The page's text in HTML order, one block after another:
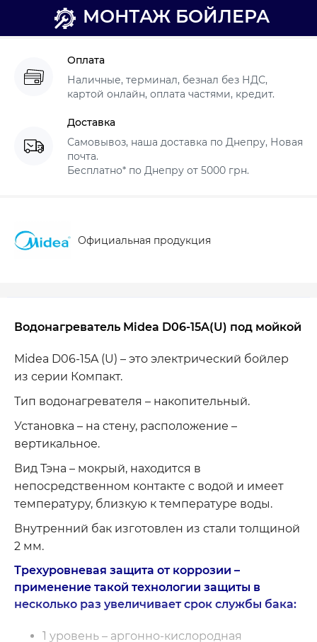
МОНТАЖ БОЙЛЕРА
Оплата
Наличные, терминал, безнал без НДС,
картой онлайн, оплата частями, кредит.
Доставка
Самовывоз, наша доставка по Днепру, Новая
почта.
Бесплатно* по Днепру от 5000 грн.
Официальная продукция
Водонагреватель Midea D06-15A(U) под мойкой
Midea D06-15A (U) – это электрический бойлер
из серии Компакт.
Тип водонагревателя – накопительный.
Установка – на стену, расположение –
вертикальное.
Вид Тэна – мокрый, находится в
непосредственном контакте с водой и имеет
температуру, близкую к температуре воды.
Внутренний бак изготовлен из стали толщиной
2 мм.
Трехуровневая защита от коррозии –
применение такой технологии защиты в
несколько раз увеличивает срок службы бака:
1 уровень – аргонно-кислородная